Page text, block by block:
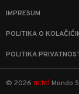
IMPRESUM
POLITIKA O
POLITIKA
© 2026 m:tel Mondo